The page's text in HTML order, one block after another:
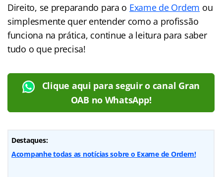
Direito, se preparando para o Exame de Ordem ou
simplesmente quer entender como a profissão
funciona na prática, continue a leitura para saber
tudo o que precisa!
Clique aqui para seguir o canal Gran
OAB no WhatsApp!
Destaques:
Acompanhe todas as notícias sobre o Exame de Ordem!